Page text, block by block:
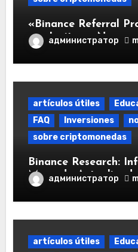
«Binance Referral
por Invitar a Nuevos
администратор
artículos útiles
FAQ
Inversiones
sobre criptomonedas
Binance Research:
Mercado Actualizado
администратор
artículos útiles